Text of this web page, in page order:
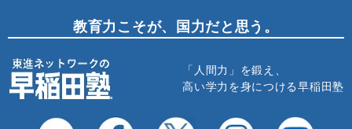
教育力こそが、国力だと思う。
「人間力」を鍛え、
高い学力を身につける早稲田塾